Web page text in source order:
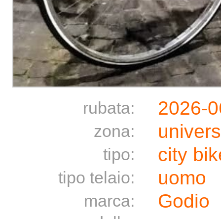
rubata: 2026-
zona:
tipo: city
tipo telaio: uomo
marca: Godio